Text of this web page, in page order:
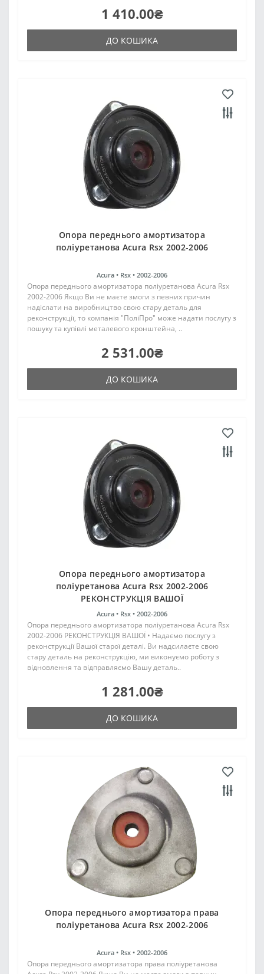
1 410.00₴
ДО КОШИКА
Опора переднього амортизатора
поліуретанова Acura Rsx 2002-2006
Acura • Rsx • 2002-2006
Опора переднього амортизатора поліуретанова Acura Rsx
2002-2006 Якщо Ви не маєте змоги з певних причин
надіслати на виробництво свою стару деталь для
реконструкції, то компанія "ПоліПро" може надати послугу з
пошуку та купівлі металевого кронштейна, ..
2 531.00₴
ДО КОШИКА
Опора переднього амортизатора
поліуретанова Acura Rsx 2002-2006
РЕКОНСТРУКЦІЯ ВАШОЇ
Acura • Rsx • 2002-2006
Опора переднього амортизатора поліуретанова Acura Rsx
2002-2006 РЕКОНСТРУКЦІЯ ВАШОЇ • Надаємо послугу з
реконструкції Вашої старої деталі. Ви надсилаєте свою
стару деталь на реконструкцію, ми виконуємо роботу з
відновлення та відправляємо Вашу деталь..
1 281.00₴
ДО КОШИКА
Опора переднього амортизатора права
поліуретанова Acura Rsx 2002-2006
Acura • Rsx • 2002-2006
Опора переднього амортизатора права поліуретанова